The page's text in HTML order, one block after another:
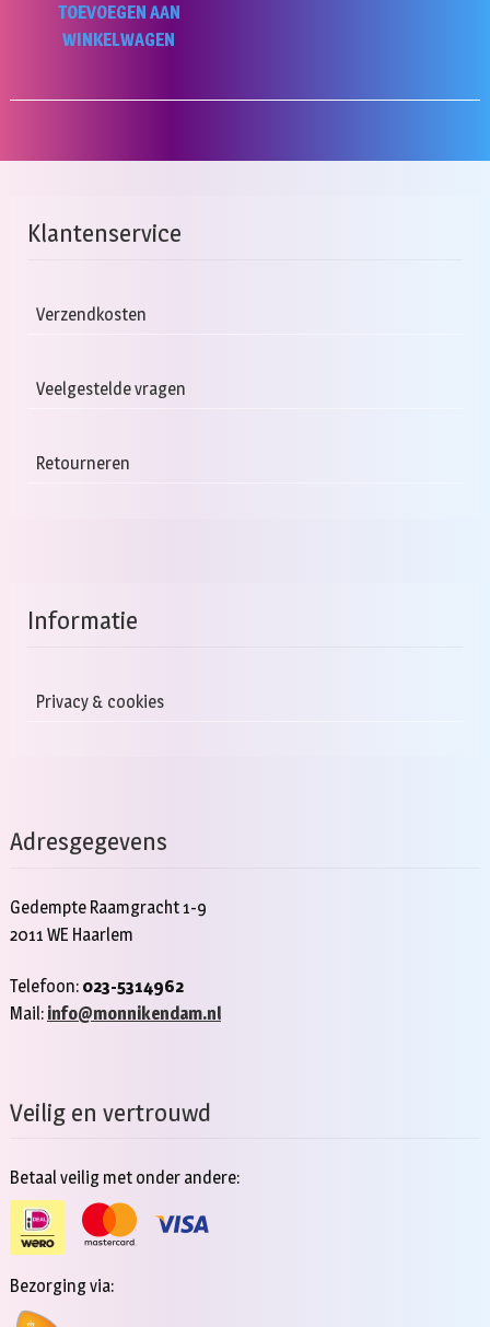
TOEVOEGEN AAN
WINKELWAGEN
Klantenservice
Verzendkosten
Veelgestelde vragen
Retourneren
Informatie
Privacy & cookies
Adresgegevens
Gedempte Raamgracht 1-9
2011 WE Haarlem
Telefoon: 023-5314962
Mail: info@monnikendam.nl
Veilig en vertrouwd
Betaal veilig met onder andere:
Bezorging via: